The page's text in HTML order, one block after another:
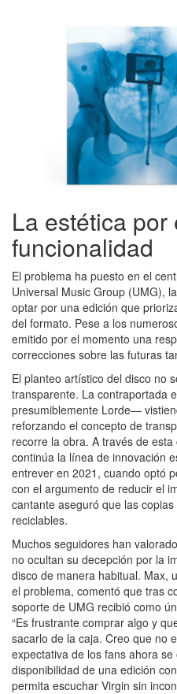
La estética
funcionalidad
El problema ha puesto en el
Universal Music Group (UMG),
optar por una edición que
del formato. Pese a los
emitido por el momento una
correcciones sobre las futuras
El planteo artístico del disco no
transparente. La contraportada
presumiblemente Lorde—
reforzando el concepto de
recorre la obra. A través de
continúa la línea de innovación
entrever en 2021, cuando optó
con el argumento de reducir el
cantante aseguró que las
reciclables.
Muchos seguidores han
no ocultan su decepción por la
disco de manera habitual. Max,
el problema, comentó que tras
soporte de UMG recibió como
“Es frustrante comprar algo y
sacarlo de la caja. Creo que no
expectativa de los fans ahora
disponibilidad de una edición
permita escuchar Virgin sin